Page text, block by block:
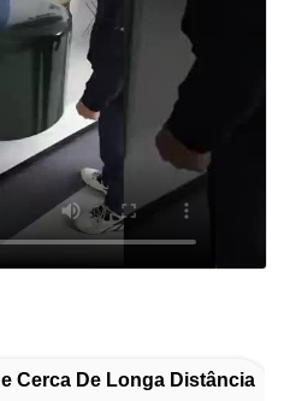
Cerca De Longa Distância